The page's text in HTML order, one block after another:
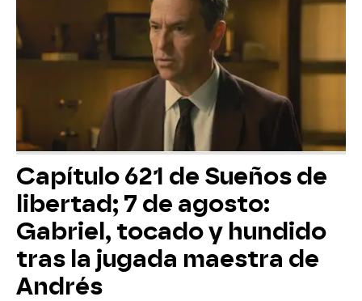
Capítulo 621 de Sueños de
libertad; 7 de agosto:
Gabriel, tocado y hundido
tras la jugada maestra de
Andrés